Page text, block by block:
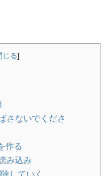
じる]
さないでくださ
作る
み込み